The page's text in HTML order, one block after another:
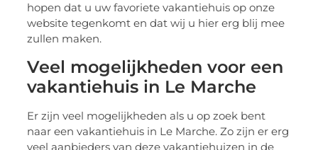
hopen dat u uw favoriete vakantiehuis op onze
website tegenkomt en dat wij u hier erg blij mee
zullen maken.
Veel mogelijkheden voor een
vakantiehuis in Le Marche
Er zijn veel mogelijkheden als u op zoek bent
naar een vakantiehuis in Le Marche. Zo zijn er erg
veel aanbieders van deze vakantiehuizen in de